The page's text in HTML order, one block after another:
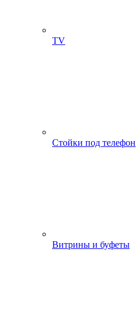
ТV
Стойки под телефон
Витрины и буфеты